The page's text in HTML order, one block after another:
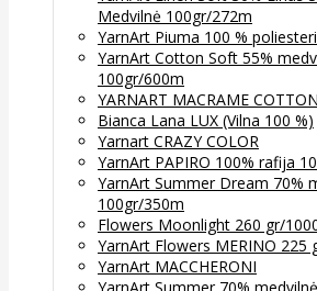
Medvilnė 100gr/272m
YarnArt Piuma 100 %
YarnArt Cotton Soft 55%
100gr/600m
YARNART MACRAME
Bianca Lana LUX (Vilna 100 %)
Yarnart CRAZY COLOR
YarnArt PAPIRO 100% rafija
YarnArt Summer Dream 70%
100gr/350m
Flowers Moonlight 260 gr/
YarnArt Flowers MERINO 225
YarnArt MACCHERONI
YarnArt Summer 70%